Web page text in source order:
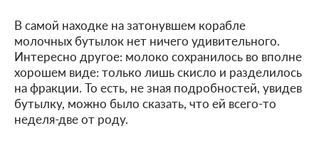
В самой находке на затонувшем корабле
молочных бутылок нет ничего удивительного.
Интересно другое: молоко сохранилось во вполне
хорошем виде: только лишь скисло и разделилось
на фракции. То есть, не зная подробностей, увидев
бутылку, можно было сказать, что ей всего-то
неделя-две от роду.